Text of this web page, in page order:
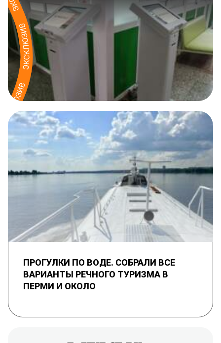
ПРОГУЛКИ ПО ВОДЕ. СОБРАЛИ ВСЕ
ВАРИАНТЫ РЕЧНОГО ТУРИЗМА В
ПЕРМИ И ОКОЛО